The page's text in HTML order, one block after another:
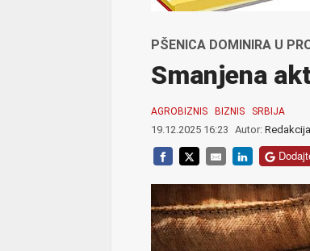
PŠENICA DOMINIRA U
Smanjena
AGROBIZNIS BIZNIS SRBIJA
19.12.2025 16:23 Autor: